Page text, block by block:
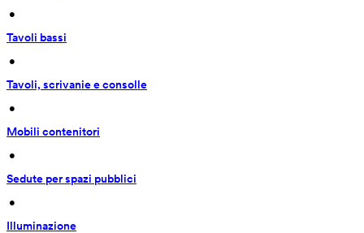
•
Tavoli bassi
•
Tavoli, scrivanie e consolle
•
Mobili contenitori
•
Sedute per spazi pubblici
•
Illuminazione